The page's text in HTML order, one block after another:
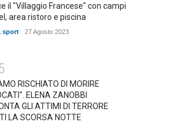
il "Villaggio Francese" con campi
area ristoro e piscina
sport 27 Agosto 2023
RISCHIATO DI MORIRE
ELENA ZANOBBI
GLI ATTIMI DI TERRORE
LA SCORSA NOTTE